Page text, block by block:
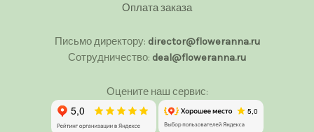
Оплата заказа
Письмо директору: director@floweranna.ru
Сотрудничество: deal@floweranna.ru
Оцените наш сервис: